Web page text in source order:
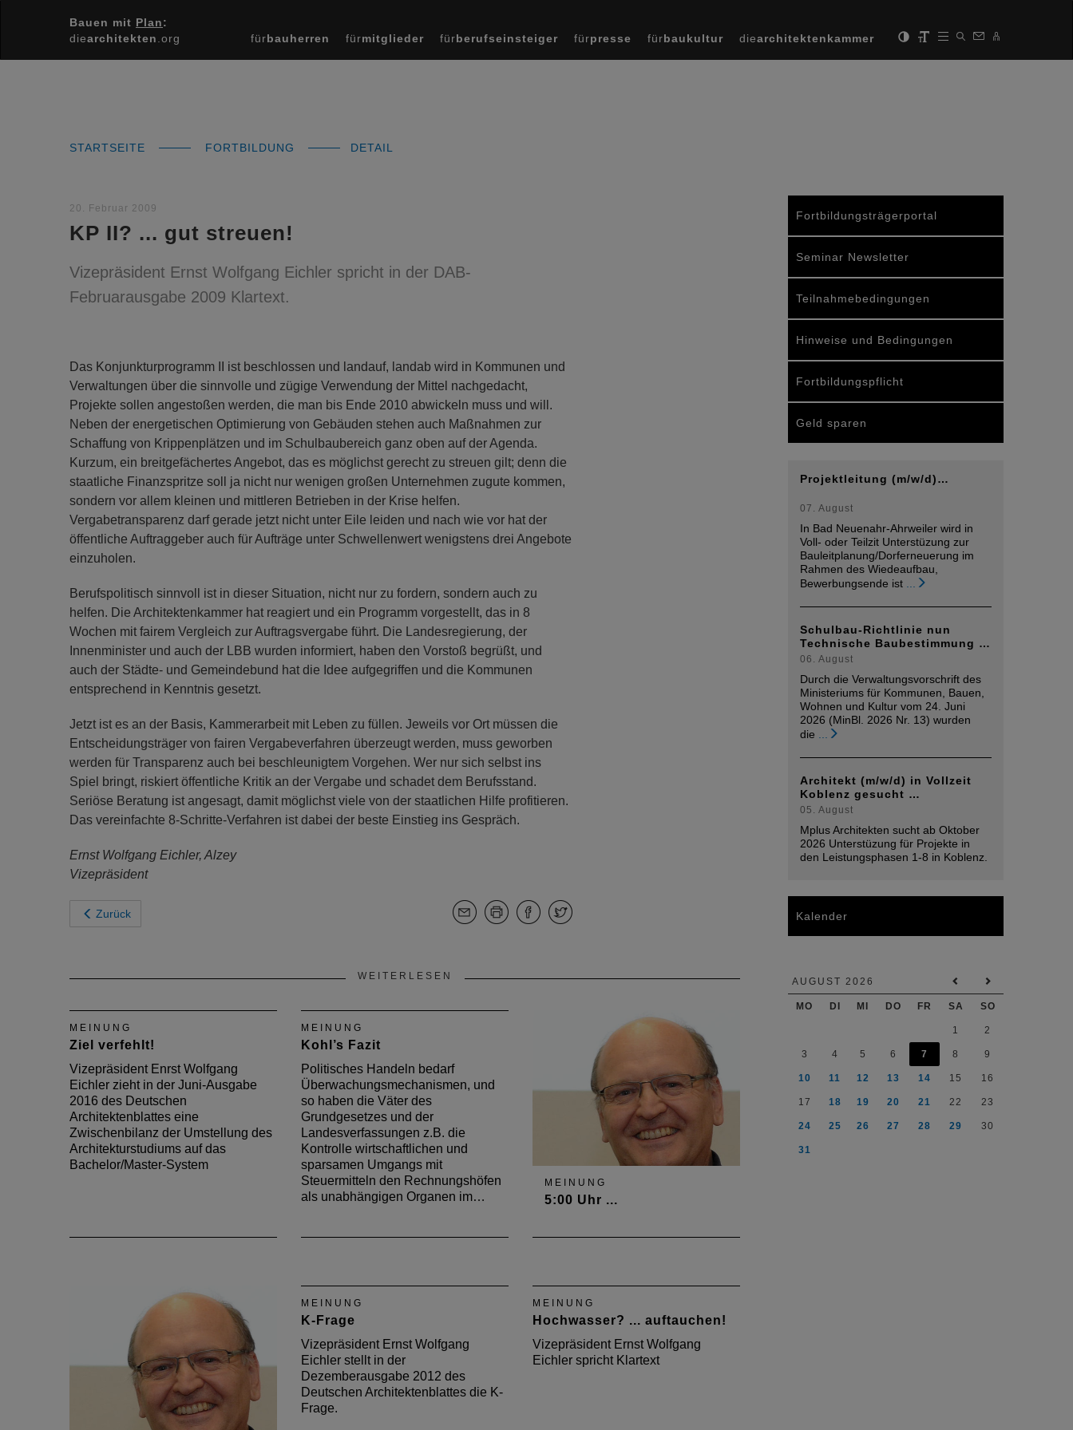
Bauen mit Plan:
diearchitekten .org fürbauherren fürmitglieder fürberufseinsteiger fürpresse fürbaukultur diearchitektenkammer
STARTSEITE FORTBILDUNG DETAIL
20. Februar 2009
KP II? ... gut streuen!
Vizepräsident Ernst Wolfgang Eichler spricht in der DAB-
Februarausgabe 2009 Klartext.
Das Konjunkturprogramm II ist beschlossen und landauf, landab wird in Kommunen und
Verwaltungen über die sinnvolle und zügige Verwendung der Mittel nachgedacht,
Projekte sollen angestoßen werden, die man bis Ende 2010 abwickeln muss und will.
Neben der energetischen Optimierung von Gebäuden stehen auch Maßnahmen zur
Schaffung von Krippenplätzen und im Schulbaubereich ganz oben auf der Agenda.
Kurzum, ein breitgefächertes Angebot, das es möglichst gerecht zu streuen gilt; denn die
staatliche Finanzspritze soll ja nicht nur wenigen großen Unternehmen zugute kommen,
sondern vor allem kleinen und mittleren Betrieben in der Krise helfen.
Vergabetransparenz darf gerade jetzt nicht unter Eile leiden und nach wie vor hat der
öffentliche Auftraggeber auch für Aufträge unter Schwellenwert wenigstens drei Angebote
einzuholen.
Berufspolitisch sinnvoll ist in dieser Situation, nicht nur zu fordern, sondern auch zu
helfen. Die Architektenkammer hat reagiert und ein Programm vorgestellt, das in 8
Wochen mit fairem Vergleich zur Auftragsvergabe führt. Die Landesregierung, der
Innenminister und auch der LBB wurden informiert, haben den Vorstoß begrüßt, und
auch der Städte- und Gemeindebund hat die Idee aufgegriffen und die Kommunen
entsprechend in Kenntnis gesetzt.
Jetzt ist es an der Basis, Kammerarbeit mit Leben zu füllen. Jeweils vor Ort müssen die
Entscheidungsträger von fairen Vergabeverfahren überzeugt werden, muss geworben
werden für Transparenz auch bei beschleunigtem Vorgehen. Wer nur sich selbst ins
Spiel bringt, riskiert öffentliche Kritik an der Vergabe und schadet dem Berufsstand.
Seriöse Beratung ist angesagt, damit möglichst viele von der staatlichen Hilfe profitieren.
Das vereinfachte 8-Schritte-Verfahren ist dabei der beste Einstieg ins Gespräch.
Ernst Wolfgang Eichler, Alzey
Vizepräsident
Zurück
WEITERLESEN
MEINUNG
Ziel verfehlt!
Vizepräsident Enrst Wolfgang
Eichler zieht in der Juni-Ausgabe
2016 des Deutschen
Architektenblattes eine
Zwischenbilanz der Umstellung des
Architekturstudiums auf das
Bachelor/Master-System
MEINUNG
Kohl’s Fazit
Politisches Handeln bedarf
Überwachungsmechanismen, und
so haben die Väter des
Grundgesetzes und der
Landesverfassungen z.B. die
Kontrolle wirtschaftlichen und
sparsamen Umgangs mit
Steuermitteln den Rechnungshöfen
als unabhängigen Organen im…
MEINUNG
5:00 Uhr ...
am Nürburgring herausragende
Architektur entstanden wäre?
MEINUNG
K-Frage
Vizepräsident Ernst Wolfgang
Eichler stellt in der
Dezemberausgabe 2012 des
Deutschen Architektenblattes die K-
Frage.
MEINUNG
Hochwasser? ... auftauchen!
Vizepräsident Ernst Wolfgang
Eichler spricht Klartext
Fortbildungsträgerportal
Seminar Newsletter
Teilnahmebedingungen
Hinweise und Bedingungen
Fortbildungspflicht
Geld sparen
Projektleitung (m/w/d)…
07. August
In Bad Neuenahr-Ahrweiler wird in
Voll- oder Teilzit Unterstüzung zur
Bauleitplanung/Dorferneuerung im
Rahmen des Wiedeaufbau,
Bewerbungsende ist
Schulbau-Richtlinie nun
Technische Baubestimmung …
06. August
Durch die Verwaltungsvorschrift des
Ministeriums für Kommunen, Bauen,
Wohnen und Kultur vom 24. Juni
2026 (MinBl. 2026 Nr. 13) wurden
die
Architekt (m/w/d) in Vollzeit
Koblenz gesucht …
05. August
Mplus Architekten sucht ab Oktober
2026 Unterstüzung für Projekte in
den Leistungsphasen 1-8 in Koblenz.
Kalender
AUGUST 2026
MO DI MI DO FR SA SO
1 2
3 4 5 6 7 8 9
10 11 12 13 14 15 16
17 18 19 20 21 22 23
24 25 26 27 28 29 30
31